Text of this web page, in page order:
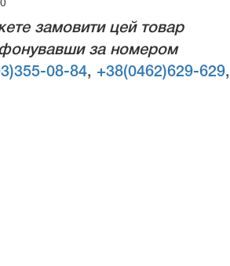
замовити цей товар
за номером
08-84, +38(0462)629-629,